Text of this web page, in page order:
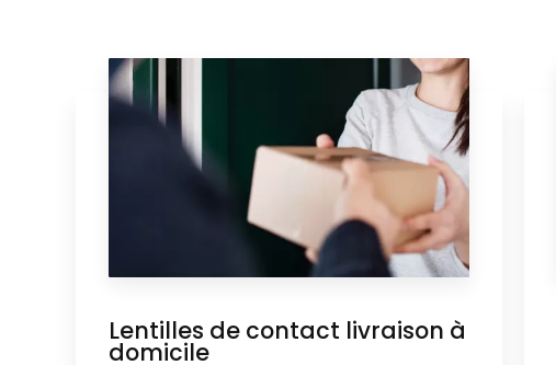
Lentilles de contact livraison à
domicile